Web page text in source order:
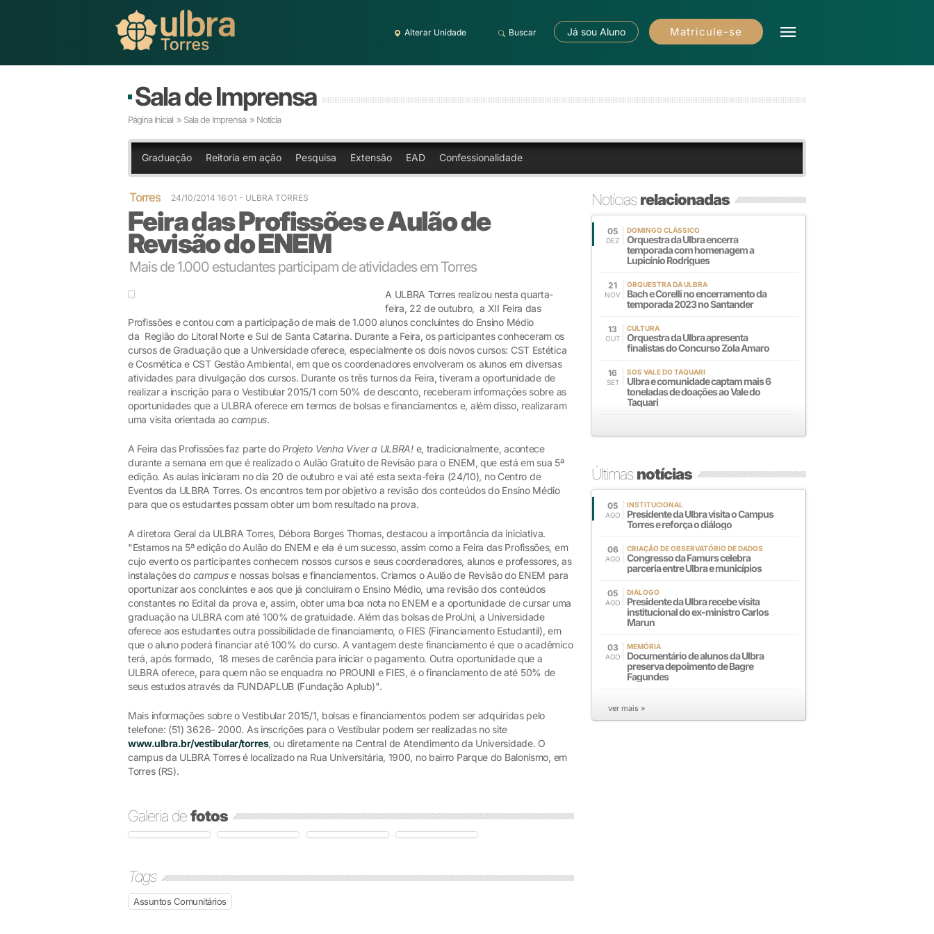
Alterar Unidade Buscar Já sou Aluno Matricule-se
Sala de Imprensa
Página Inicial » Sala de Imprensa » Notícia
Graduação Reitoria em ação Pesquisa Extensão EAD Confessionalidade
Torres 24/10/2014 16:01 - ULBRA TORRES
Feira das Profissões e Aulão de
Revisão do ENEM
Mais de 1.000 estudantes participam de atividades em Torres
A ULBRA Torres realizou nesta quarta-
feira, 22 de outubro, a XII Feira das
Profissões e contou com a participação de mais de 1.000 alunos concluintes do Ensino Médio
da Região do Litoral Norte e Sul de Santa Catarina. Durante a Feira, os participantes conheceram os
cursos de Graduação que a Universidade oferece, especialmente os dois novos cursos: CST Estética
e Cosmética e CST Gestão Ambiental, em que os coordenadores envolveram os alunos em diversas
atividades para divulgação dos cursos. Durante os três turnos da Feira, tiveram a oportunidade de
realizar a inscrição para o Vestibular 2015/1 com 50% de desconto, receberam informações sobre as
oportunidades que a ULBRA oferece em termos de bolsas e financiamentos e, além disso, realizaram
uma visita orientada ao campus.
A Feira das Profissões faz parte doProjeto Venha Viver a ULBRA!e, tradicionalmente, acontece
durante a semana em que é realizado o Aulão Gratuito de Revisão para o ENEM, que está em sua 5ª
edição. As aulas iniciaram no dia 20 de outubro e vai até esta sexta-feira (24/10), no Centro de
Eventos da ULBRA Torres. Os encontros tem por objetivo a revisão dos conteúdos do Ensino Médio
para que os estudantes possam obter um bom resultado na prova.
A diretora Geral da ULBRA Torres, Débora Borges Thomas, destacou a importância da iniciativa.
"Estamos na 5ª edição do Aulão do ENEM e ela é um sucesso, assim como a Feira das Profissões, em
cujo evento os participantes conhecem nossos cursos e seus coordenadores, alunos e professores, as
instalações do campuse nossas bolsas e financiamentos. Criamos o Aulão de Revisão do ENEM para
oportunizar aos concluintes e aos que já concluiram o Ensino Médio, uma revisão dos conteúdos
constantes no Edital da prova e, assim, obter uma boa nota no ENEM e a oportunidade de cursar uma
graduação na ULBRA com até 100% de gratuidade. Além das bolsas de ProUni, a Universidade
oferece aos estudantes outra possibilidade de financiamento, o FIES (Financiamento Estudantil), em
que o aluno poderá financiar até 100% do curso. A vantagem deste financiamento é que o acadêmico
terá, após formado, 18 meses de carência para iniciar o pagamento. Outra oportunidade que a
ULBRA oferece, para quem não se enquadra no PROUNI e FIES, é o financiamento de até 50% de
seus estudos através da FUNDAPLUB (Fundação Aplub)".
Mais informações sobre o Vestibular 2015/1, bolsas e financiamentos podem ser adquiridas pelo
telefone: (51) 3626- 2000. As inscrições para o Vestibular podem ser realizadas no site
www.ulbra.br/vestibular/torres, ou diretamente na Central de Atendimento da Universidade. O
campus da ULBRA Torres é localizado na Rua Universitária, 1900, no bairro Parque do Balonismo, em
Torres (RS).
Galeria defotos
Tags
Assuntos Comunitários
Notíciasrelacionadas
05
DEZ
DOMINGO CLÁSSICO
Orquestra da Ulbra encerra
temporada com homenagem a
Lupicínio Rodrigues
21
NOV
ORQUESTRA DA ULBRA
Bach e Corelli no encerramento da
temporada 2023 no Santander
13
OUT
CULTURA
Orquestra da Ulbra apresenta
finalistas do Concurso Zola Amaro
16
SET
SOS VALE DO TAQUARI
Ulbra e comunidade captam mais 6
toneladas de doações ao Vale do
Taquari
Últimasnotícias
05
AGO
INSTITUCIONAL
Presidente da Ulbra visita o Campus
Torres e reforça o diálogo
06
AGO
CRIAÇÃO DE OBSERVATÓRIO DE DADOS
Congresso da Famurs celebra
parceria entre Ulbra e municípios
05
AGO
DIÁLOGO
Presidente da Ulbra recebe visita
institucional do ex-ministro Carlos
Marun
03
AGO
MEMÓRIA
Documentário de alunos da Ulbra
preserva depoimento de Bagre
Fagundes
ver mais »